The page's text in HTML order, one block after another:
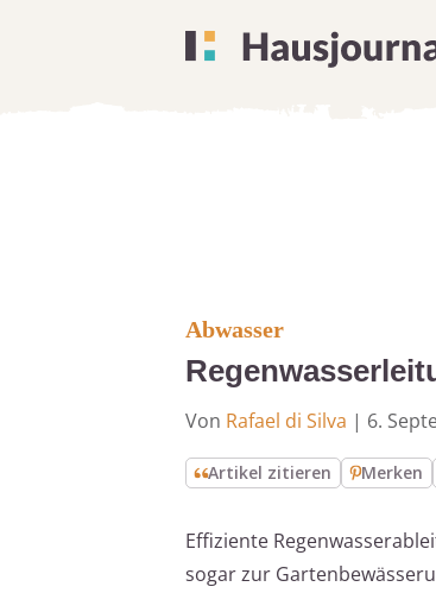
Abwasser
Von Rafael di Silva | 6.
Artikel zitieren Merken
Effiziente
sogar zur